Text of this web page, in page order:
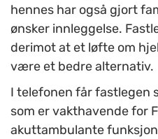
hennes har også gjort
ønsker innleggelse.
derimot at et løfte om
være et bedre alternativ.
I telefonen får fastlegen
som er vakthavende for
akuttambulante